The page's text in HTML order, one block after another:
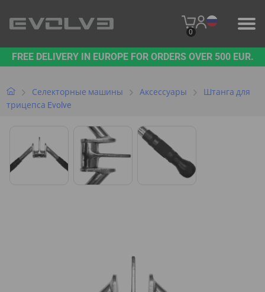
0
ПРОДУКЦИЯ
НАШ БРЕНД
B2B PLATFORM
FREE DELIVERY IN EUROPE FOR ORDERS OVER 500 EUR.
Селекторные машины Аксессуары
Штанга для
трицепса Evolve